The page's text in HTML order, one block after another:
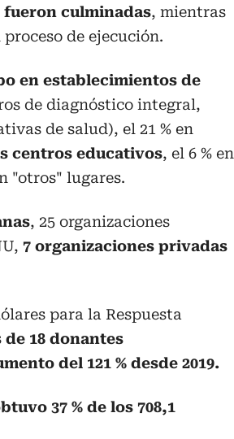
fueron culminadas, mientras
de ejecución.
en establecimientos de
de diagnóstico integral,
de salud), el 21 % en
centros educativos, el 6 % en
"otros" lugares.
, 25 organizaciones
7 organizaciones privadas
para la Respuesta
18 donantes
del 121 % desde 2019.
37 % de los 708,1